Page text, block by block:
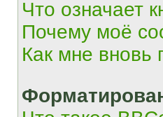
Что означает
Почему моё
Как мне вновь